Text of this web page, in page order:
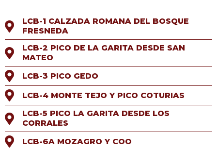
LCB-1 CALZADA ROMANA DEL BOSQUE
FRESNEDA
LCB-2 PICO DE LA GARITA DESDE SAN
MATEO
LCB-3 PICO GEDO
LCB-4 MONTE TEJO Y PICO COTURIAS
LCB-5 PICO LA GARITA DESDE LOS
CORRALES
LCB-6A MOZAGRO Y COO